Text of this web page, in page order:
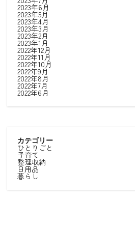
2023年6月
2023年5月
2023年4月
2023年3月
2023年2月
2023年1月
2022年12月
2022年11月
2022年10月
2022年9月
2022年8月
2022年7月
2022年6月
カテゴリー
ひとりごと
子育て
整理収納
日用品
暮らし